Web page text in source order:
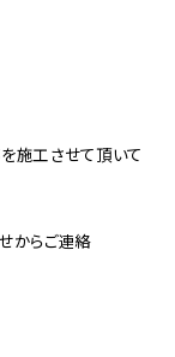
施工させて頂いて
からご連絡